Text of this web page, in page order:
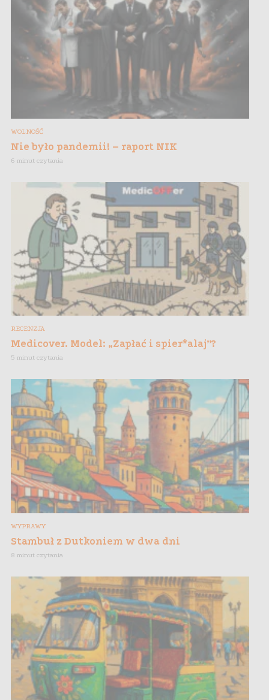
WOLNOŚĆ
Nie było pandemii! – raport NIK
6 minut czytania
RECENZJA
Medicover. Model: „Zapłać i spier*alaj”?
5 minut czytania
WYPRAWY
Stambuł z Dutkoniem w dwa dni
8 minut czytania